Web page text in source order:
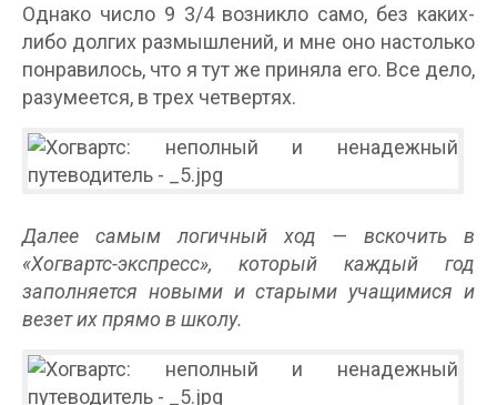
Однако число 9 3/4 возникло само, без каких-
либо долгих размышлений, и мне оно настолько
понравилось, что я тут же приняла его. Все дело,
разумеется, в трех четвертях.
Далее самым логичный ход — вскочить в
«Хогвартс-экспресс», который каждый год
заполняется новыми и старыми учащимися и
везет их прямо в школу.